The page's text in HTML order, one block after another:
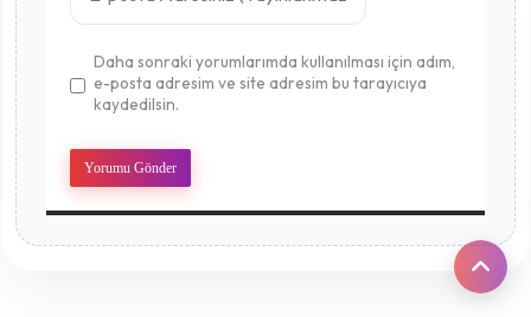
Daha sonraki yorumlarımda kullanılması için adım,
e-posta adresim ve site adresim bu tarayıcıya
kaydedilsin.